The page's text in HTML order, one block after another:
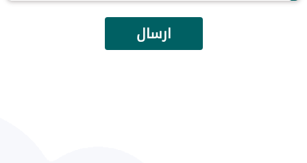
ارسال